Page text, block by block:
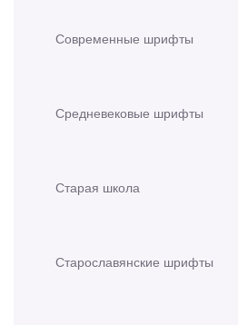
Современные шрифты
Средневековые шрифты
Старая школа
Старославянские шрифты